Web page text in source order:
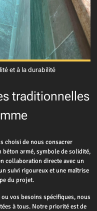
et à la durabilité
traditionnelles
choisi de nous consacrer
armé, symbole de solidité,
collaboration directe avec un
suivi rigoureux et une maîtrise
du projet.
vos besoins spécifiques, nous
à tous. Notre priorité est de